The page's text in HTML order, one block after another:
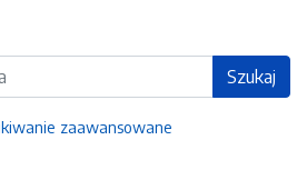
Szukaj
zaawansowane